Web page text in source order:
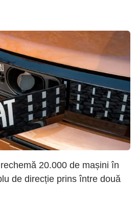
20.000 de mașini în
de direcție prins între două